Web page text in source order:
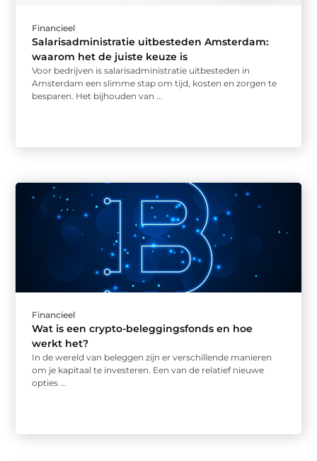
Financieel
Salarisadministratie uitbesteden Amsterdam:
waarom het de juiste keuze is
Voor bedrijven is salarisadministratie uitbesteden in
Amsterdam een slimme stap om tijd, kosten en zorgen te
besparen. Het bijhouden van ...
Financieel
Wat is een crypto-beleggingsfonds en hoe
werkt het?
In de wereld van beleggen zijn er verschillende manieren
om je kapitaal te investeren. Een van de relatief nieuwe
opties ...